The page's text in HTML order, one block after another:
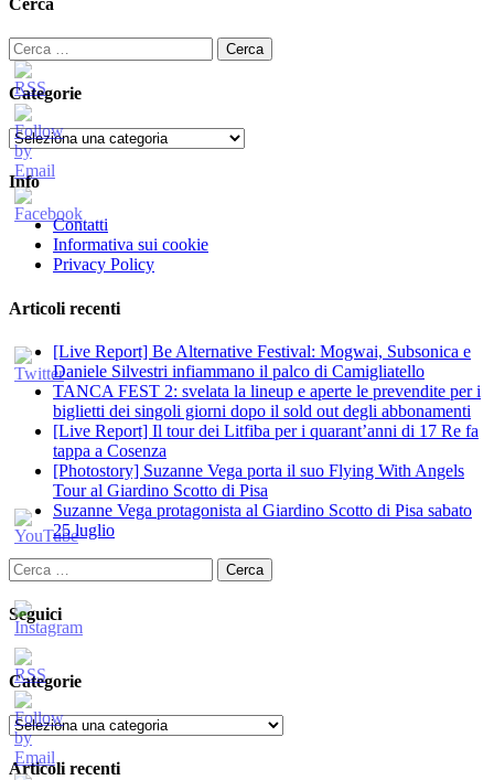
Cerca
Ricerca
per:
Categorie
Categorie
Info
Contatti
Informativa sui cookie
Privacy Policy
Articoli recenti
[Live Report] Be Alternative Festival: Mogwai, Subsonica e
Daniele Silvestri infiammano il palco di Camigliatello
TANCA FEST 2: svelata la lineup e aperte le prevendite per i
biglietti dei singoli giorni dopo il sold out degli abbonamenti
[Live Report] Il tour dei Litfiba per i quarant’anni di 17 Re fa
tappa a Cosenza
[Photostory] Suzanne Vega porta il suo Flying With Angels
Tour al Giardino Scotto di Pisa
Suzanne Vega protagonista al Giardino Scotto di Pisa sabato
25 luglio
Ricerca
per:
Seguici
Categorie
Categorie
Articoli recenti